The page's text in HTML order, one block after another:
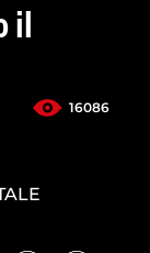
il
16086